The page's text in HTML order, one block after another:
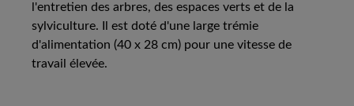
l'entretien des arbres, des espaces verts et de la
sylviculture. Il est doté d'une large trémie
d'alimentation (40 x 28 cm) pour une vitesse de
travail élevée.